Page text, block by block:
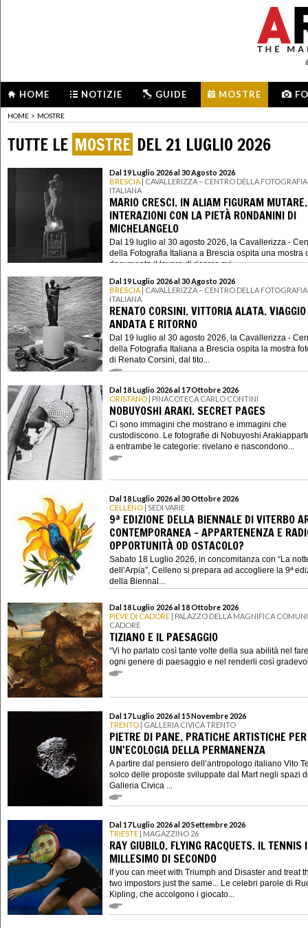
HOME NOTIZIE GUIDE MOSTRE
HOME > MOSTRE
TUTTE LE MOSTRE DEL 21 LUGLIO 2026
Dal 19 Luglio 2026 al 30 Agosto 2026
BRESCIA | CAVALLERIZZA – CENTRO DELLA FOTOGRAFIA
ITALIANA
MARIO CRESCI. IN ALIAM FIGURAM MUTARE.
INTERAZIONI CON LA PIETÀ RONDANINI DI
MICHELANGELO
Dal 19 luglio al 30 agosto 2026, la Cavallerizza -
della Fotografia Italiana a Brescia ospita una mostra
documenta il lavoro di ricerca svi...
Dal 19 Luglio 2026 al 30 Agosto 2026
BRESCIA | CAVALLERIZZA – CENTRO DELLA FOTOGRAFIA
ITALIANA
RENATO CORSINI. VITTORIA ALATA.
ANDATA E RITORNO
Dal 19 luglio al 30 agosto 2026, la Cavallerizza -
della Fotografia Italiana a Brescia ospita la mostra
di Renato Corsini, dal tito...
Dal 18 Luglio 2026 al 17 Ottobre 2026
ORISTANO | PINACOTECA CARLO CONTINI
NOBUYOSHI ARAKI. SECRET PAGES
Ci sono immagini che mostrano e immagini che
custodiscono. Le fotografie di Nobuyoshi
a entrambe le categorie: rivelano e nascondono...
Dal 18 Luglio 2026 al 30 Ottobre 2026
CELLENO | SEDI VARIE
9ª EDIZIONE DELLA BIENNALE DI VITERBO
CONTEMPORANEA - APPARTENENZA E
OPPORTUNITÀ OD OSTACOLO?
Sabato 18 Luglio 2026, in concomitanza con “La
dell’Arpia”, Celleno si prepara ad accogliere la 9ª
della Biennal...
Dal 18 Luglio 2026 al 18 Ottobre 2026
PIEVE DI CADORE | PALAZZO DELLA MAGNIFICA
CADORE
TIZIANO E IL PAESAGGIO
“Vi ho parlato così tante volte della sua abilità nel
ogni genere di paesaggio e nel renderli così
Dal 17 Luglio 2026 al 15 Novembre 2026
TRENTO | GALLERIA CIVICA TRENTO
PIETRE DI PANE. PRATICHE ARTISTICHE PER
UN'ECOLOGIA DELLA PERMANENZA
A partire dal pensiero dell’antropologo italiano Vito
solco delle proposte sviluppate dal Mart negli spazi
Galleria Civica ...
Dal 17 Luglio 2026 al 20 Settembre 2026
TRIESTE | MAGAZZINO 26
RAY GIUBILO. FLYING RACQUETS. IL TENNIS
MILLESIMO DI SECONDO
If you can meet with Triumph and Disaster and treat
two impostors just the same... Le celebri parole di
Kipling, che accolgono i giocato...